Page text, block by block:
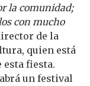
la comunidad;
con mucho
de la
quien está
fiesta.
un festival